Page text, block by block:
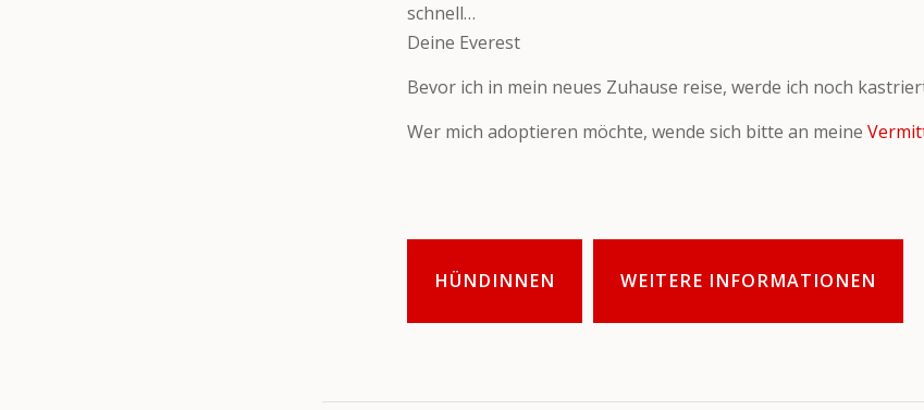
schnell…
Deine Everest
Bevor ich in mein neues Zuhause reise, werde ich noch
Wer mich adoptieren möchte, wende sich bitte an meine
HÜNDINNEN WEITERE INFORMATIONEN